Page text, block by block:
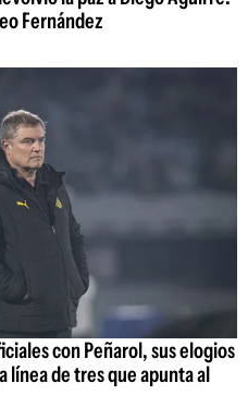
Fernández
con Peñarol, sus elogios
línea de tres que apunta al